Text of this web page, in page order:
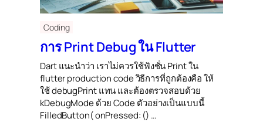
Coding
การ Print Debug ใน Flutter
Dart แนะนำว่า เราไม่ควรใช้ฟังชั่น Print ใน
flutter production code วิธีการที่ถูกต้องคือ ให้
ใช้ debugPrint แทน และต้องตรวจสอบด้วย
kDebugMode ด้วย Code ตัวอย่างเป็นแบบนี้
FilledButton( onPressed: () …